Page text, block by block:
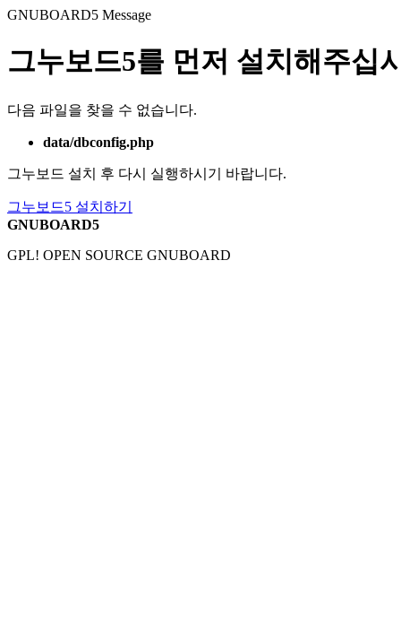
GNUBOARD5 Message
그누보드5를 먼저 설치해주십
다음 파일을 찾을 수 없습니다.
data/dbconfig.php
그누보드 설치 후 다시 실행하시기 바랍니다.
그누보드5 설치하기
GNUBOARD5
GPL! OPEN SOURCE GNUBOARD